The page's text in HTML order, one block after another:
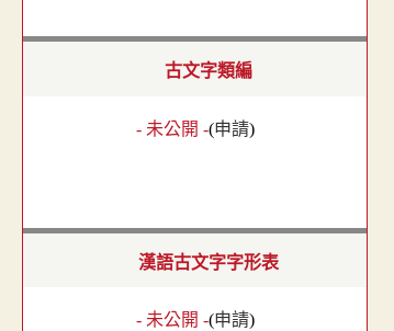
古文字類編
- 未公開 -(申請)
漢語古文字字形表
- 未公開 -(申請)